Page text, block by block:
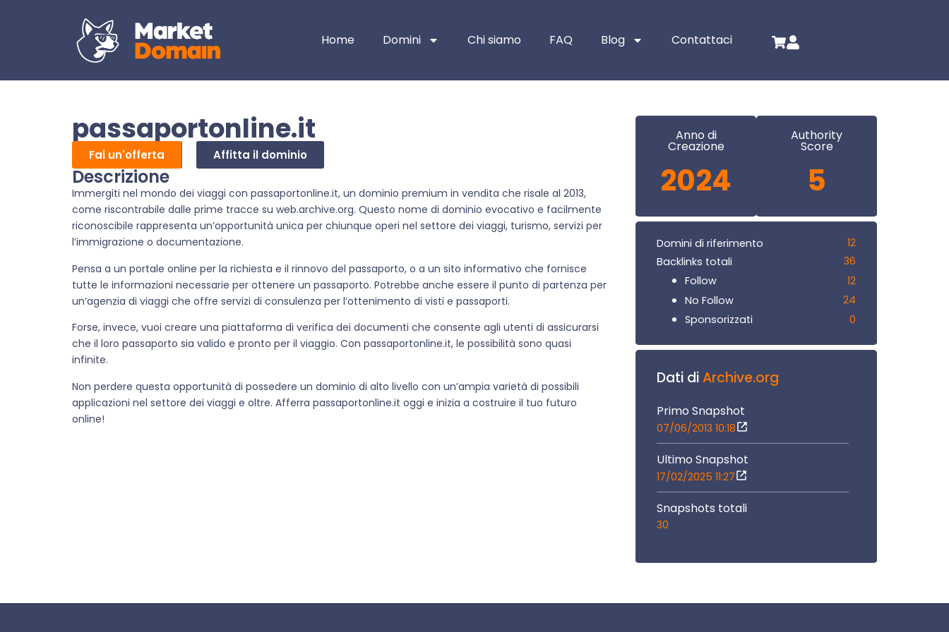
Home Domini Chi siamo FAQ Blog Contattaci
passaportonline.it
Fai un'offerta Affitta il dominio
Descrizione
Immergiti nel mondo dei viaggi con passaportonline.it, un dominio premium in vendita che risale al 2013,
come riscontrabile dalle prime tracce su web.archive.org. Questo nome di dominio evocativo e facilmente
riconoscibile rappresenta un’opportunità unica per chiunque operi nel settore dei viaggi, turismo, servizi per
l’immigrazione o documentazione.
Pensa a un portale online per la richiesta e il rinnovo del passaporto, o a un sito informativo che fornisce
tutte le informazioni necessarie per ottenere un passaporto. Potrebbe anche essere il punto di partenza per
un’agenzia di viaggi che offre servizi di consulenza per l’ottenimento di visti e passaporti.
Forse, invece, vuoi creare una piattaforma di verifica dei documenti che consente agli utenti di assicurarsi
che il loro passaporto sia valido e pronto per il viaggio. Con passaportonline.it, le possibilità sono quasi
infinite.
Non perdere questa opportunità di possedere un dominio di alto livello con un’ampia varietà di possibili
applicazioni nel settore dei viaggi e oltre. Afferra passaportonline.it oggi e inizia a costruire il tuo futuro
online!
Anno di
Creazione
2024
Authority
Score
5
Domini di riferimento
12
Backlinks totali
36
Follow
12
No Follow
24
Sponsorizzati
0
Dati diArchive.org
Primo Snapshot
07/06/2013 10:18
Ultimo Snapshot
17/02/2025 11:27
Snapshots totali
30